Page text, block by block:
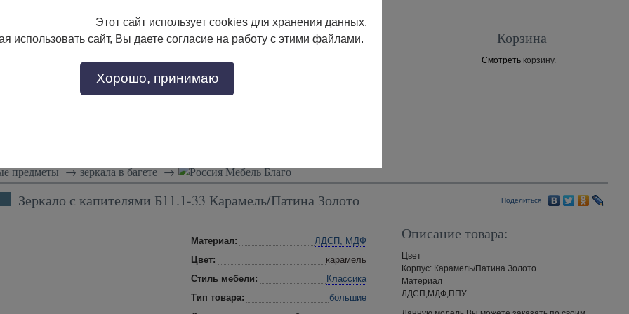
17-89
с 9:00 до 18:00
Заказать звонок
Корзина
Смотреть корзину.
предметы→ зеркала в багете→ Мебель Благо
Поделиться
Зеркало с капителями Б11.1-33 Карамель/Патина Золото
Материал:
ЛДСП, МДФ
Цвет:
карамель
Стиль мебели:
Классика
Тип товара:
большие
Описание товара:
Цвет
Корпус: Карамель/Патина Золото
Материал
ЛДСП,МДФ,ППУ
Этот сайт использует cookies для хранения данных.
использовать сайт, Вы даете согласие на работу с этими файлами.
Хорошо, принимаю